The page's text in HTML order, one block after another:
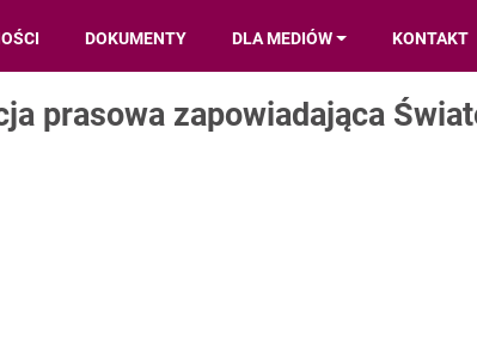
DOKUMENTY DLA MEDIÓW KONTAKT
prasowa zapowiadająca